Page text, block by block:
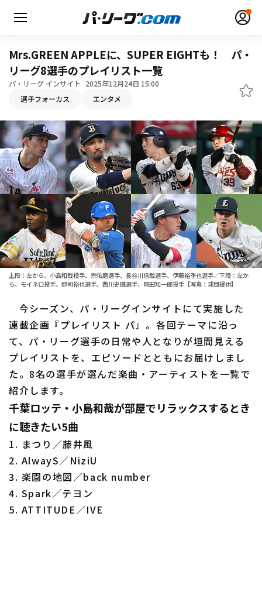
HOME
動画
日程・結果
順位表･成績
1軍公式戦
ファーム東地区
ファーム中地区
ファーム西地区
交流戦
選手名鑑
選手名鑑トップ
東北楽天ゴールデンイーグルス
千葉ロッテマリーンズ
オリックス・バファローズ
福岡ソフトバンクホークス
ニュース
設定
Mrs.GREEN APPLEに、SUPER EIGHTも！ パ・
リーグ8選手のプレイリスト一覧
パ・リーグ インサイト 2025年12月24日 15:00
選手フォーカス エンタメ
上段：左から、小島和哉投手、宗佑磨選手、長谷川信哉選手、伊藤裕季也選手／下段：左か
ら、モイネロ投手、郡司裕也選手、西川史礁選手、隅田知一郎投手【写真：球団提供】
今シーズン、パ・リーグインサイトにて実施した
連載企画『プレイリスト パ』。各回テーマに沿っ
て、パ・リーグ選手の日常や人となりが垣間見える
プレイリストを、エピソードとともにお届けしまし
た。8名の選手が選んだ楽曲・アーティストを一覧で
紹介します。
千葉ロッテ・小島和哉が部屋でリラックスするとき
に聴きたい5曲
1. まつり／藤井風
2. AlwayS／NiziU
3. 楽園の地図／back number
4. Spark／テヨン
5. ATTITUDE／IVE